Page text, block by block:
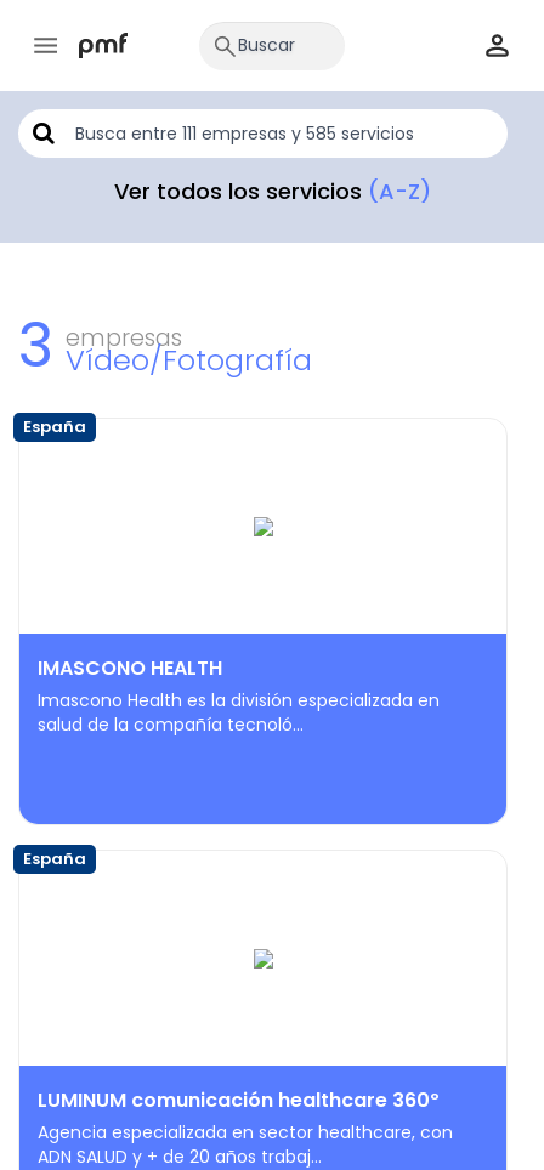
Ver todos los servicios (A-Z)
3 empresas
Vídeo/Fotografía
España
IMASCONO HEALTH
Imascono Health es la división especializada en
salud de la compañía tecnoló...
España
LUMINUM comunicación healthcare 360º
Agencia especializada en sector healthcare, con
ADN SALUD y + de 20 años trabaj...